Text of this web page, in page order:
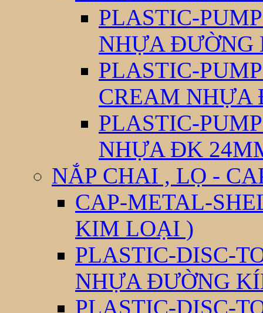
PLASTIC-
NHỰA ĐƯỜNG
PLASTIC-
CREAM NHỰA
PLASTIC-
NHỰA ĐK
NẮP CHAI , LỌ -
CAP-METAL-
KIM LOẠI )
PLASTIC-DISC-
NHỰA ĐƯỜNG
PLASTIC-DISC-